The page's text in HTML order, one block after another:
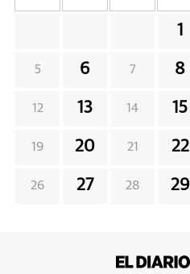
1
5 6 7 8
12 13 14 15
19 20 21 22
26 27 28 29